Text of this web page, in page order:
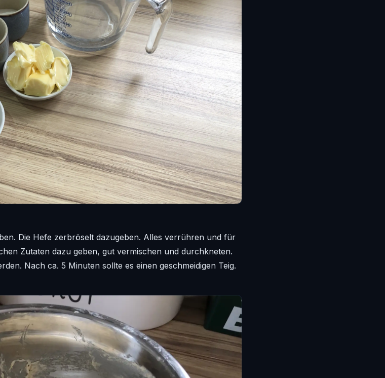
Die Hefe zerbröselt dazugeben. Alles verrühren und für
Zutaten dazu geben, gut vermischen und durchkneten.
Nach ca. 5 Minuten sollte es einen geschmeidigen Teig.